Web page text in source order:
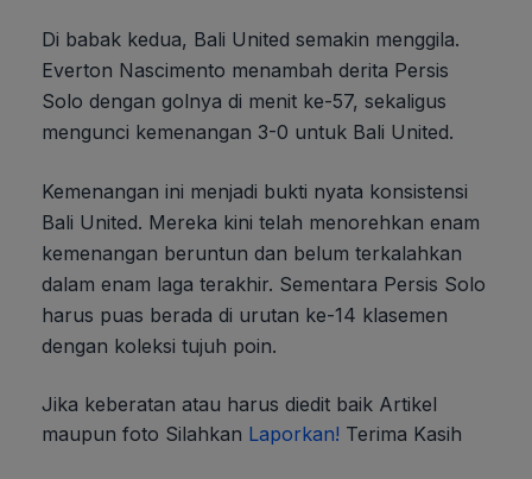
Di babak kedua, Bali United semakin menggila.
Everton Nascimento menambah derita Persis
Solo dengan golnya di menit ke-57, sekaligus
mengunci kemenangan 3-0 untuk Bali United.
Kemenangan ini menjadi bukti nyata konsistensi
Bali United. Mereka kini telah menorehkan enam
kemenangan beruntun dan belum terkalahkan
dalam enam laga terakhir. Sementara Persis Solo
harus puas berada di urutan ke-14 klasemen
dengan koleksi tujuh poin.
Jika keberatan atau harus diedit baik Artikel
maupun foto Silahkan Laporkan! Terima Kasih